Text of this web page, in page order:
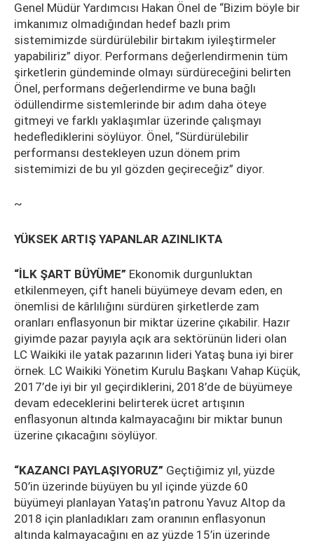
Genel Müdür Yardımcısı Hakan Önel de “Bizim böyle bir
imkanımız olmadığından hedef bazlı prim
sistemimizde sürdürülebilir birtakım iyileştirmeler
yapabiliriz” diyor. Performans değerlendirmenin tüm
şirketlerin gündeminde olmayı sürdüreceğini belirten
Önel, performans değerlendirme ve buna bağlı
ödüllendirme sistemlerinde bir adım daha öteye
gitmeyi ve farklı yaklaşımlar üzerinde çalışmayı
hedeflediklerini söylüyor. Önel, “Sürdürülebilir
performansı destekleyen uzun dönem prim
sistemimizi de bu yıl gözden geçireceğiz” diyor.
~
YÜKSEK ARTIŞ YAPANLAR AZINLIKTA
“İLK ŞART BÜYÜME” Ekonomik durgunluktan
etkilenmeyen, çift haneli büyümeye devam eden, en
önemlisi de kârlılığını sürdüren şirketlerde zam
oranları enflasyonun bir miktar üzerine çıkabilir. Hazır
giyimde pazar payıyla açık ara sektörünün lideri olan
LC Waikiki ile yatak pazarının lideri Yataş buna iyi birer
örnek. LC Waikiki Yönetim Kurulu Başkanı Vahap Küçük,
2017’de iyi bir yıl geçirdiklerini, 2018’de de büyümeye
devam edeceklerini belirterek ücret artışının
enflasyonun altında kalmayacağını bir miktar bunun
üzerine çıkacağını söylüyor.
“KAZANCI PAYLAŞIYORUZ” Geçtiğimiz yıl, yüzde
50’in üzerinde büyüyen bu yıl içinde yüzde 60
büyümeyi planlayan Yataş’ın patronu Yavuz Altop da
2018 için planladıkları zam oranının enflasyonun
altında kalmayacağını en az yüzde 15’in üzerinde